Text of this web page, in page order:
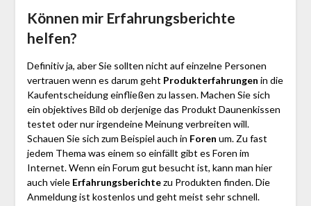
Können mir Erfahrungsberichte
helfen?
Definitiv ja, aber Sie sollten nicht auf einzelne Personen
vertrauen wenn es darum geht Produkterfahrungen in die
Kaufentscheidung einfließen zu lassen. Machen Sie sich
ein objektives Bild ob derjenige das Produkt Daunenkissen
testet oder nur irgendeine Meinung verbreiten will.
Schauen Sie sich zum Beispiel auch in Foren um. Zu fast
jedem Thema was einem so einfällt gibt es Foren im
Internet. Wenn ein Forum gut besucht ist, kann man hier
auch viele Erfahrungsberichtezu Produkten finden. Die
Anmeldung ist kostenlos und geht meist sehr schnell.